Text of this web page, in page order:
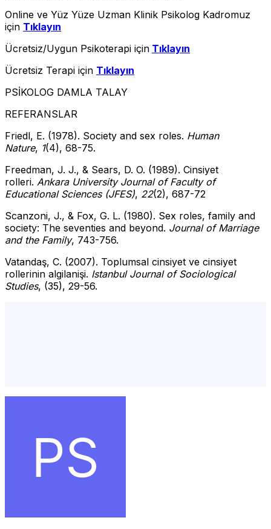
Online ve Yüz Yüze Uzman Klinik Psikolog Kadromuz
için Tıklayın
Ücretsiz/Uygun Psikoterapi için Tıklayın
Ücretsiz Terapi için Tıklayın
PSİKOLOG DAMLA TALAY
REFERANSLAR
Friedl, E. (1978). Society and sex roles. Human
Nature, 1(4), 68-75.
Freedman, J. J., & Sears, D. O. (1989). Cinsiyet
rolleri. Ankara University Journal of Faculty of
Educational Sciences (JFES), 22(2), 687-72
Scanzoni, J., & Fox, G. L. (1980). Sex roles, family and
society: The seventies and beyond. Journal of Marriage
and the Family, 743-756.
Vatandaş, C. (2007). Toplumsal cinsiyet ve cinsiyet
rollerinin algilanişi. Istanbul Journal of Sociological
Studies, (35), 29-56.